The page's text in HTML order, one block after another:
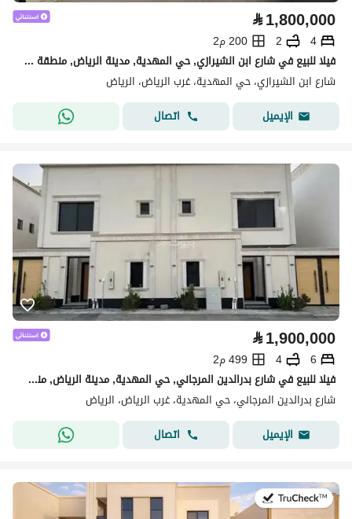
⃁1,800,000
4
2
200 م2
فيلا للبيع في شارع ابن الشيرازي, حي المهدية, مدينة الرياض, منطقة الرياض
شارع ابن الشيرازي، حي المهدية، غرب الرياض، الرياض
الإيميل
اتصال
⃁1,900,000
6
4
499 م2
فيلا للبيع في شارع بدرالدين المرجاني, حي المهدية, مدينة الرياض, منطقة الرياض
شارع بدرالدين المرجاني، حي المهدية، غرب الرياض، الرياض
الإيميل
اتصال
في:11 يوليو 2026